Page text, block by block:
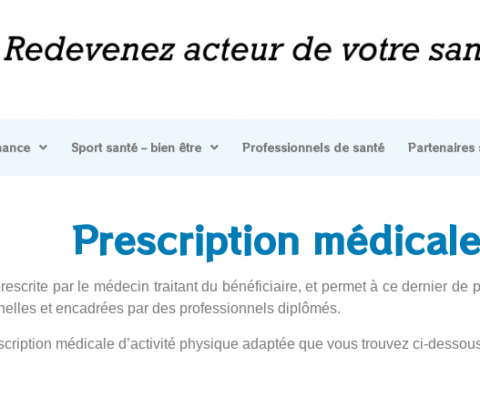
Sport santé – bien être Professionnels de santé Partenaires
Prescription médicale
par le médecin traitant du bénéficiaire, et permet à ce dernier
et encadrées par des professionnels diplômés.
médicale d’activité physique adaptée que vous trouvez ci-